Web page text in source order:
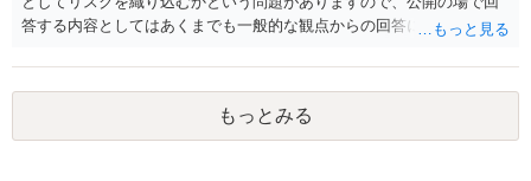
答する内容としてはあくまでも一般的な観点からの回答になります
授業・言語コーチング」と明確に位置付け、サーフィンや農業体験、
工場見学等のアクティビティは、旅行商品ではなく授業に付随した無
償の交流・学習機会として整理すること。 ・宿泊・交通・レンタカー
等の契約主体および支払は常にクライアント本人と事業者の間で完結
もっとみる